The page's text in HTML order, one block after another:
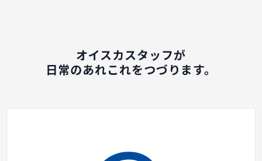
オイスカスタッフが
日常のあれこれをつづります。